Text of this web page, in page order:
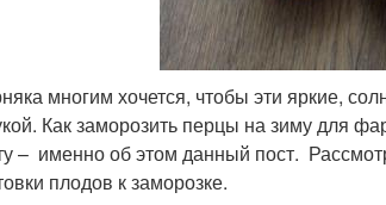
многим хочется, чтобы эти яркие,
Как заморозить перцы на зиму для
– именно об этом данный пост.
плодов к заморозке.